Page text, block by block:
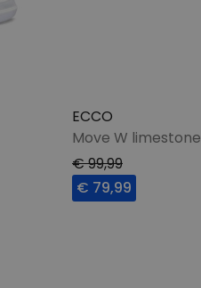
ECCO
Move W limestone
€ 99,99
€ 79,99